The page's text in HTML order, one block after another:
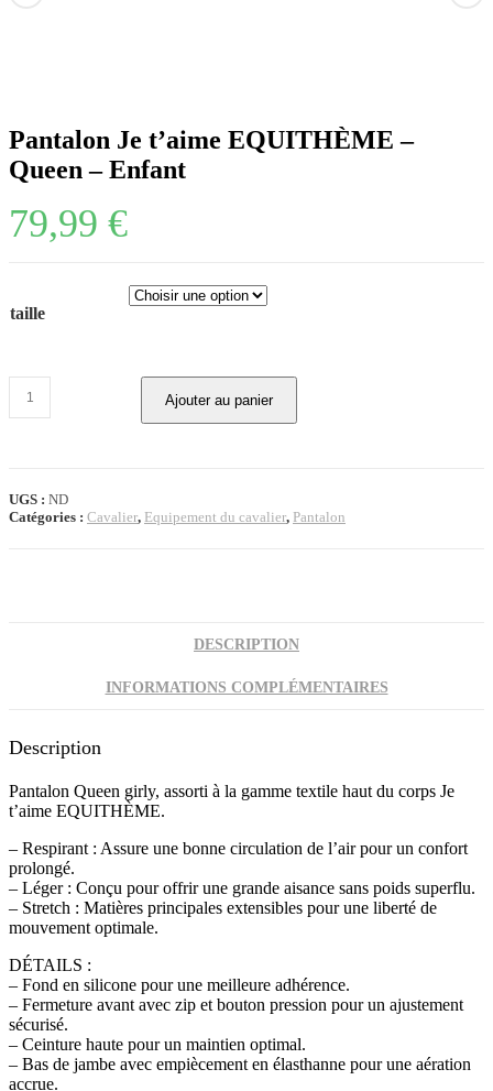
Pantalon Je t’aime EQUITHÈME –
Queen – Enfant
79,99 €
taille
Pantalon
-
Queen
Ajouter au panier
UGS : ND
Catégories : Cavalier, Equipement du cavalier, Pantalon
DESCRIPTION
INFORMATIONS COMPLÉMENTAIRES
Description
Pantalon Queen girly, assorti à la gamme textile haut du corps Je
t’aime EQUITHÈME.
– Respirant : Assure une bonne circulation de l’air pour un confort
prolongé.
– Léger : Conçu pour offrir une grande aisance sans poids superflu.
– Stretch : Matières principales extensibles pour une liberté de
mouvement optimale.
DÉTAILS :
– Fond en silicone pour une meilleure adhérence.
– Fermeture avant avec zip et bouton pression pour un ajustement
sécurisé.
– Ceinture haute pour un maintien optimal.
– Bas de jambe avec empiècement en élasthanne pour une aération
accrue.